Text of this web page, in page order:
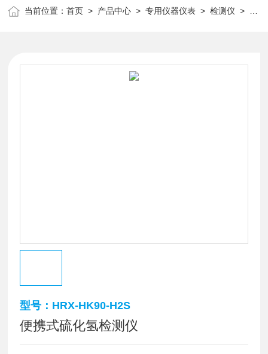
当前位置：首页 > 产品中心 >专用仪器仪表 >检测仪 > HRX-HK90-H2S便携式硫化氢检测仪
型号：HRX-HK90-H2S
便携式硫化氢检测仪